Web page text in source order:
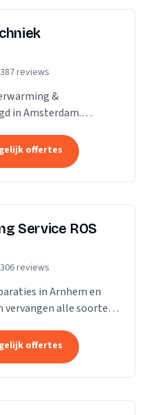
387 reviews
&
in Amsterdam.
facetten binnen de
offertes
Service ROS
306 reviews
in Arnhem en
vervangen alle soorten
van hoogwaardige...
offertes